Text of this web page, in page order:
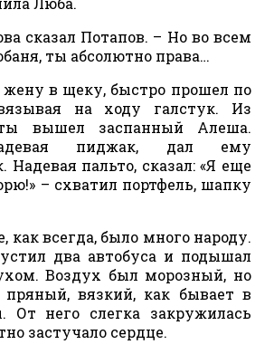
сказал Потапов. – Но во всем
ты абсолютно права…
в щеку, быстро прошел по
на ходу галстук. Из
вышел заспанный Алеша.
пиджак, дал ему
Надевая пальто, сказал: «Я еще
– схватил портфель, шапку
как всегда, было много народу.
два автобуса и подышал
Воздух был морозный, но
пряный, вязкий, как бывает в
От него слегка закружилась
застучало сердце.